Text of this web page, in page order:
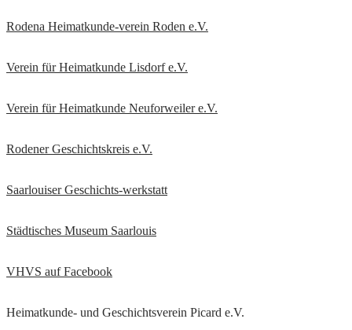
Rodena Heimatkunde-verein Roden e.V.
Verein für Heimatkunde Lisdorf e.V.
Verein für Heimatkunde Neuforweiler e.V.
Rodener Geschichtskreis e.V.
Saarlouiser Geschichts-werkstatt
Städtisches Museum Saarlouis
VHVS auf Facebook
Heimatkunde- und Geschichtsverein Picard e.V.